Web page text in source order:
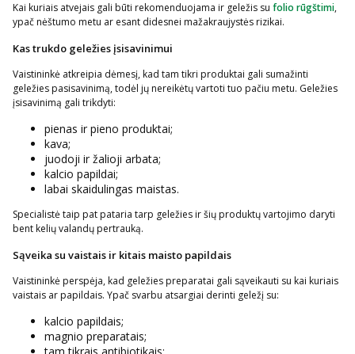
Kai kuriais atvejais gali būti rekomenduojama ir geležis su folio rūgštimi,
ypač nėštumo metu ar esant didesnei mažakraujystės rizikai.
Kas trukdo geležies įsisavinimui
Vaistininkė atkreipia dėmesį, kad tam tikri produktai gali sumažinti
geležies pasisavinimą, todėl jų nereikėtų vartoti tuo pačiu metu. Geležies
įsisavinimą gali trikdyti:
pienas ir pieno produktai;
kava;
juodoji ir žalioji arbata;
kalcio papildai;
labai skaidulingas maistas.
Specialistė taip pat pataria tarp geležies ir šių produktų vartojimo daryti
bent kelių valandų pertrauką.
Sąveika su vaistais ir kitais maisto papildais
Vaistininkė perspėja, kad geležies preparatai gali sąveikauti su kai kuriais
vaistais ar papildais. Ypač svarbu atsargiai derinti geležį su:
kalcio papildais;
magnio preparatais;